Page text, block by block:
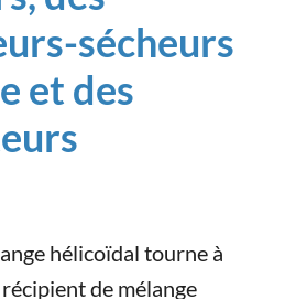
sécheurs
et des
hélicoïdal tourne à
de mélange